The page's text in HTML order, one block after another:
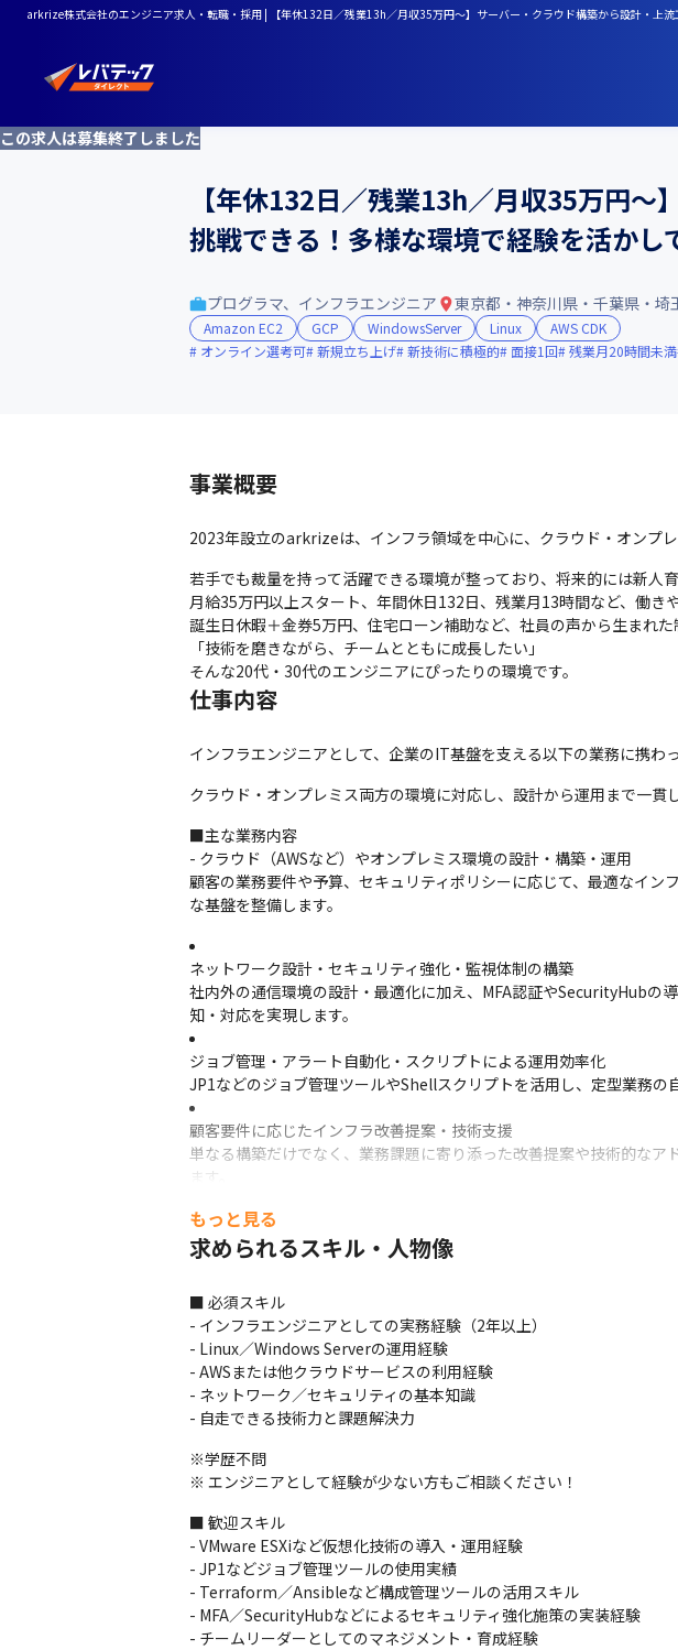
arkrize株式会社のエンジニア求人・転職・採用 | 【年休132日／残業13h／月収35万円～】サーバー・クラウド構築から設計・上
この求人は募集終了しました
【年休132日／残業13h／月収35万円
挑戦できる！多様な環境で経験を活か
プログラマ、インフラエンジニア 東京都・神奈川県・千葉県・埼
Amazon EC2 GCP WindowsServer Linux
AWS CDK
オンライン選考可 新規立ち上げ 新技術に積極的 面接1回 残業月20時間未満
事業概要
2023年設立のarkrizeは、インフラ領域を中心に、クラウド・オンプ
若手でも裁量を持って活躍できる環境が整っており、将来的には新人
月給35万円以上スタート、年間休日132日、残業月13時間など、働き
誕生日休暇＋金券5万円、住宅ローン補助など、社員の声から生まれた
「技術を磨きながら、チームとともに成長したい」
そんな20代・30代のエンジニアにぴったりの環境です。
仕事内容
インフラエンジニアとして、企業のIT基盤を支える以下の業務に携わ
クラウド・オンプレミス両方の環境に対応し、設計から運用まで一貫
■主な業務内容
- クラウド（AWSなど）やオンプレミス環境の設計・構築・運用
顧客の業務要件や予算、セキュリティポリシーに応じて、最適なイ
な基盤を整備します。
ネットワーク設計・セキュリティ強化・監視体制の構築
社内外の通信環境の設計・最適化に加え、MFA認証やSecurityHubの
知・対応を実現します。
ジョブ管理・アラート自動化・スクリプトによる運用効率化
JP1などのジョブ管理ツールやShellスクリプトを活用し、定型業務の
顧客要件に応じたインフラ改善提案・技術支援
単なる構築だけでなく、業務課題に寄り添った改善提案や技術的な
ます。
チーム立ち上げフェーズでの技術選定・環境整備
現在はインフラチームの立ち上げ期。初期メンバーとして、技術選定
将来的には新人育成・技術共有にも関与
今後は新人採用・育成も予定しており、技術レビューや社内勉強会
るポジションです。
もっと見る
求められるスキル・人物像
■ 必須スキル
- インフラエンジニアとしての実務経験（2年以上）
- Linux／Windows Serverの運用経験
- AWSまたは他クラウドサービスの利用経験
- ネットワーク／セキュリティの基本知識
- 自走できる技術力と課題解決力
※学歴不問
※ エンジニアとして経験が少ない方もご相談ください！
■ 歓迎スキル
- VMware ESXiなど仮想化技術の導入・運用経験
- JP1などジョブ管理ツールの使用実績
- Terraform／Ansibleなど構成管理ツールの活用スキル
- MFA／SecurityHubなどによるセキュリティ強化施策の実装経験
- チームリーダーとしてのマネジメント・育成経験